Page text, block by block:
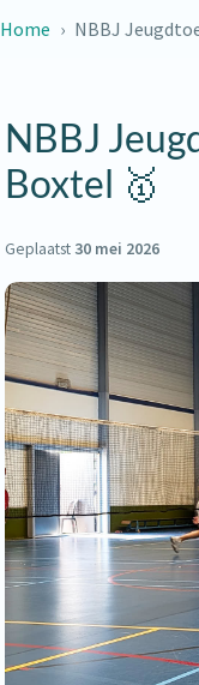
Home NBBJ
NBBJ
Boxtel 🥇
Geplaatst 30 mei 2026